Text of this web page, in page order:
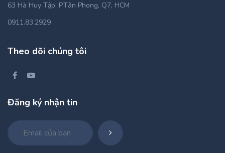
63 Hà Huy Tập, P.Tân Phong, Q7, HCM
0911.83.2929
Theo dõi chúng tôi
Đăng ký nhận tin